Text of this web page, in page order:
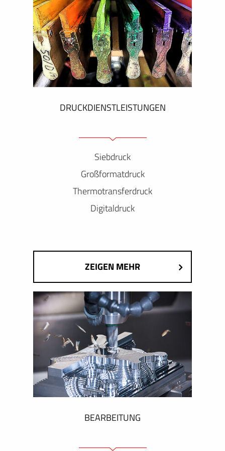
DRUCKDIENSTLEISTUNGEN
Siebdruck
Großformatdruck
Thermotransferdruck
Digitaldruck
ZEIGEN MEHR
BEARBEITUNG